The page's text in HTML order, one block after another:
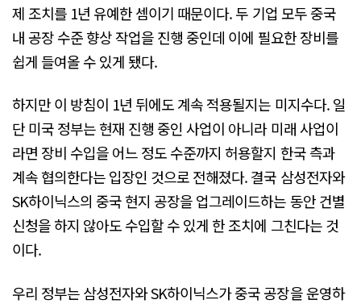
제 조치를 1년 유예한 셈이기 때문이다. 두 기업 모두 중국
내 공장 수준 향상 작업을 진행 중인데 이에 필요한 장비를
쉽게 들여올 수 있게 됐다.
하지만 이 방침이 1년 뒤에도 계속 적용될지는 미지수다. 일
단 미국 정부는 현재 진행 중인 사업이 아니라 미래 사업이
라면 장비 수입을 어느 정도 수준까지 허용할지 한국 측과
계속 협의한다는 입장인 것으로 전해졌다. 결국 삼성전자와
SK하이닉스의 중국 현지 공장을 업그레이드하는 동안 건별
신청을 하지 않아도 수입할 수 있게 한 조치에 그친다는 것
이다.
우리 정부는 삼성전자와 SK하이닉스가 중국 공장을 운영하